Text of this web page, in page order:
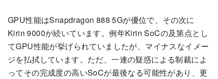
GPU性能はSnapdragon 888 5Gが優位で、その次に
Kirin 9000が続いています。例年Kirin SoCの及第点とし
てGPU性能が挙げられていましたが、マイナスなイメー
ジを払拭しています。ただ、一連の疑惑による制裁によ
ってその完成度の高いSoCが最後なる可能性があり、更